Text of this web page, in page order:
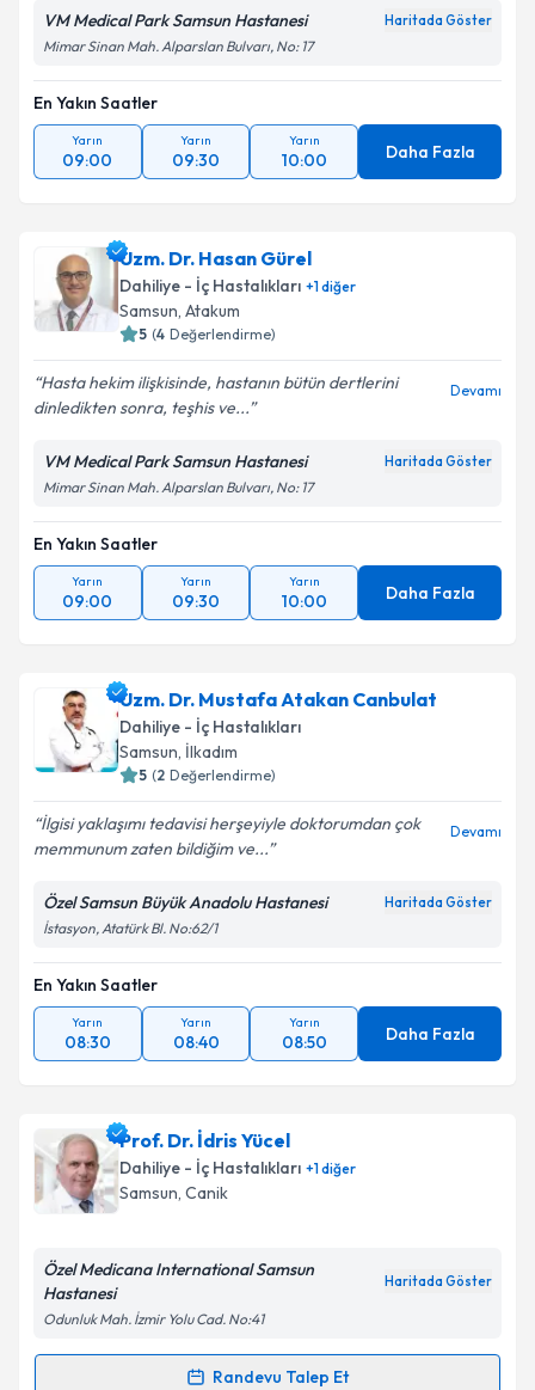
VM Medical Park Samsun Hastanesi Haritada Göster
Mimar Sinan Mah. Alparslan Bulvarı, No: 17
En Yakın Saatler
Yarın
09:00
Yarın
09:30
Yarın
10:00 Daha Fazla
Uzm. Dr. Hasan Gürel
Dahiliye - İç Hastalıkları +1diğer
Samsun, Atakum
5 (4 Değerlendirme)
Hasta hekim ilişkisinde, hastanın bütün dertlerini
dinledikten sonra, teşhis ve...
Devamı
VM Medical Park Samsun Hastanesi Haritada Göster
Mimar Sinan Mah. Alparslan Bulvarı, No: 17
En Yakın Saatler
Yarın
09:00
Yarın
09:30
Yarın
10:00 Daha Fazla
Uzm. Dr. Mustafa Atakan Canbulat
Dahiliye - İç Hastalıkları
Samsun, İlkadım
5 (2 Değerlendirme)
İlgisi yaklaşımı tedavisi herşeyiyle doktorumdan çok
memmunum zaten bildiğim ve...
Devamı
Özel Samsun Büyük Anadolu Hastanesi Haritada Göster
İstasyon, Atatürk Bl. No:62/1
En Yakın Saatler
Yarın
08:30
Yarın
08:40
Yarın
08:50 Daha Fazla
Prof. Dr. İdris Yücel
Dahiliye - İç Hastalıkları +1diğer
Samsun, Canik
Özel Medicana International Samsun
Hastanesi
Haritada Göster
Odunluk Mah. İzmir Yolu Cad. No:41
Randevu Talep Et